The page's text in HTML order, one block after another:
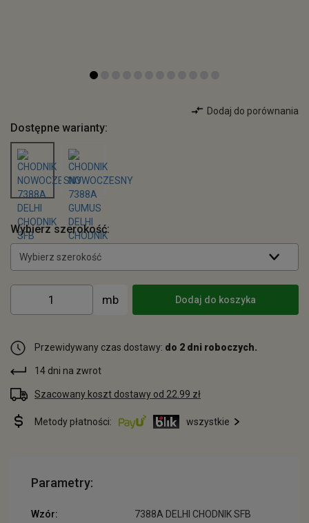
Dodaj do porównania
Dostępne warianty:
Wybierz szerokość:
Wybierz szerokość
Dodaj do koszyka
Przewidywany czas dostawy: do 2 dni roboczych.
14 dni na zwrot
Szacowany koszt dostawy od 22.99 zł
Metody płatności: wszystkie
Parametry:
Wzór:
7388A DELHI CHODNIK SFB